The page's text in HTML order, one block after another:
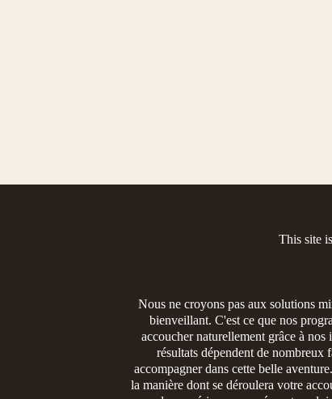
This site
Nous ne croyons pas aux solutions
bienveillant. C'est ce que nos
accoucher naturellement grâce à nos
résultats dépendent de nombreux
accompagner dans cette belle
la manière dont se déroulera votre